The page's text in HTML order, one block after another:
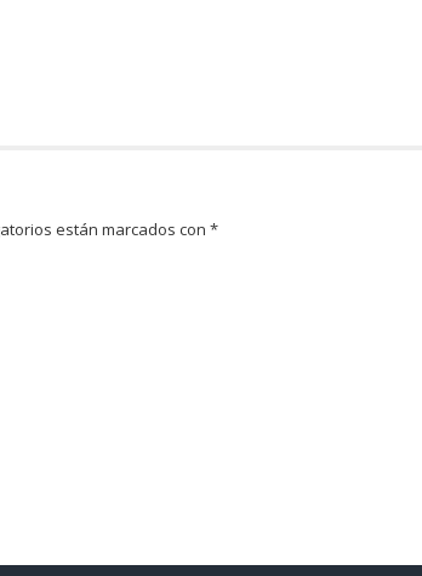
están marcados con*